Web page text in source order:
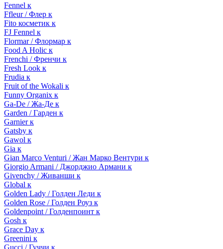
Fennel к
Ffleur / Флер к
Fito косметик к
FJ Fennel к
Flormar / Флормар к
Food A Holic к
Frenchi / Френчи к
Fresh Look к
Frudia к
Fruit of the Wokali к
Funny Organix к
Ga-De / Жа-Де к
Garden / Гарден к
Garnier к
Gatsby к
Gawol к
Gia к
Gian Marco Venturi / Жан Марко Вентури к
Giorgio Armani / Джорджио Армани к
Givenchy / Живанши к
Global к
Golden Lady / Голден Леди к
Golden Rose / Голден Роуз к
Goldenpoint / Голденпоинт к
Gosh к
Grace Day к
Greenini к
Gucci / Гуччи к